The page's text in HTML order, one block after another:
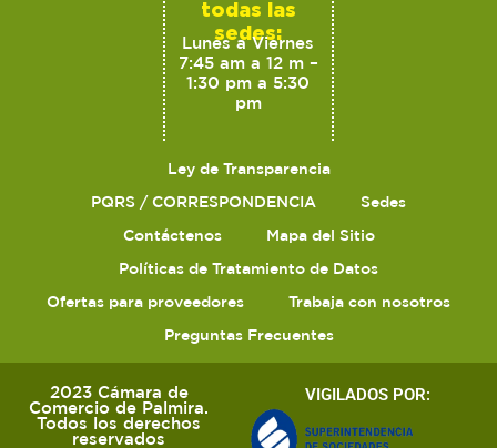
todas las
sedes:
Lunes a Viernes
7:45 am a 12 m –
1:30 pm a 5:30
pm
Ley de Transparencia
PQRS / CORRESPONDENCIA
Sedes
Contáctenos
Mapa del Sitio
Políticas de Tratamiento de Datos
Ofertas para proveedores
Trabaja con nosotros
Preguntas Frecuentes
2023 Cámara de
Comercio de Palmira.
Todos los derechos
reservados
VIGILADOS POR: